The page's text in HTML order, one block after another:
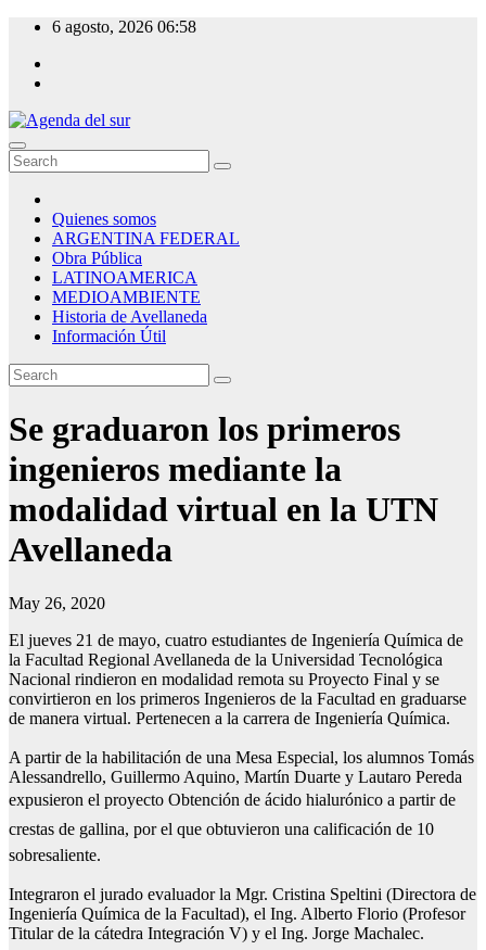
Skip
content
6 agosto, 2026 06:58
Agenda del sur
Quienes somos
ARGENTINA FEDERAL
Obra Pública
LATINOAMERICA
MEDIOAMBIENTE
Historia de Avellaneda
Información Útil
Se graduaron los primeros
ingenieros mediante la
modalidad virtual en la UTN
Avellaneda
May 26, 2020
El jueves 21 de mayo, cuatro estudiantes de Ingeniería Química de
la Facultad Regional Avellaneda de la Universidad Tecnológica
Nacional rindieron en modalidad remota su Proyecto Final y se
convirtieron en los primeros Ingenieros de la Facultad en graduarse
de manera virtual. Pertenecen a la carrera de Ingeniería Química.
A partir de la habilitación de una Mesa Especial, los alumnos Tomás
Alessandrello, Guillermo Aquino, Martín Duarte y Lautaro Pereda
expusieron el proyecto Obtención de ácido hialurónico a partir de
crestas de gallina, por el que obtuvieron una calificación de 10
sobresaliente.
Integraron el jurado evaluador la Mgr. Cristina Speltini (Directora de
Ingeniería Química de la Facultad), el Ing. Alberto Florio (Profesor
Titular de la cátedra Integración V) y el Ing. Jorge Machalec.